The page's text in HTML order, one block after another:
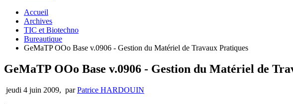
Accueil
Archives
TIC et Biotechno
Bureautique
GeMaTP OOo Base v.0906 - Gestion du Matériel de Travaux Pratiques
GeMaTP OOo Base v.0906 - Gestion du Matériel de
jeudi 4 juin 2009, parPatrice HARDOUIN